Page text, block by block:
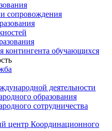
сопровождения
контингента обучающихся
деятельности
образования
сотрудничества
центр Координационного